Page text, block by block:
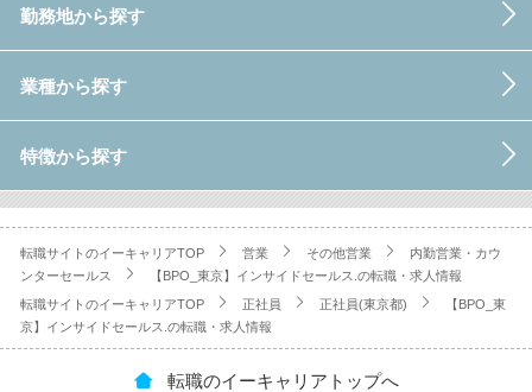
勤務地から探す
業種から探す
特徴から探す
転職サイトのイーキャリアTOP 営業 その他営業
内勤営業・カウ
ンターセールス
【BPO_東京】インサイドセールス.の転職・求人情報
転職サイトのイーキャリアTOP 正社員 正社員(東京都)
【BPO_東
京】インサイドセールス.の転職・求人情報
転職のイーキャリアトップへ